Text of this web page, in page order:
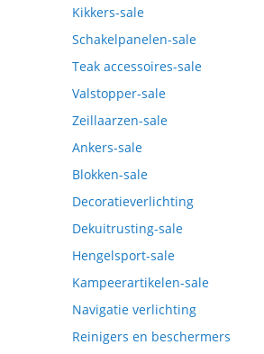
Kikkers-sale
Schakelpanelen-sale
Teak accessoires-sale
Valstopper-sale
Zeillaarzen-sale
Ankers-sale
Blokken-sale
Decoratieverlichting
Dekuitrusting-sale
Hengelsport-sale
Kampeerartikelen-sale
Navigatie verlichting
Reinigers en beschermers